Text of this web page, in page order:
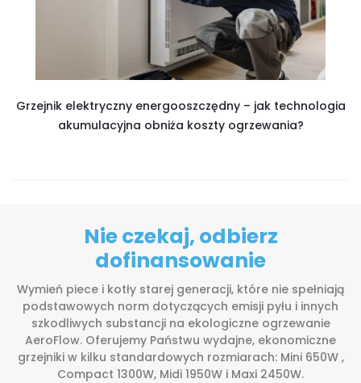
Grzejnik elektryczny energooszczędny – jak technologia
akumulacyjna obniża koszty ogrzewania?
Nie czekaj, odbierz
dofinansowanie
Wymień piece i kotły starej generacji, które nie spełniają
podstawowych norm dotyczących emisji pyłu i innych
szkodliwych substancji na ekologiczne ogrzewanie
AeroFlow. Oferujemy Państwu wydajne, ekonomiczne
grzejniki w kilku standardowych rozmiarach: Mini 650W ,
Compact 1300W, Midi 1950W i Maxi 2450W.